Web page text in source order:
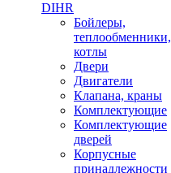
DIHR
Бойлеры,
теплообменники,
котлы
Двери
Двигатели
Клапана, краны
Комплектующие
Комплектующие
дверей
Корпусные
принадлежности